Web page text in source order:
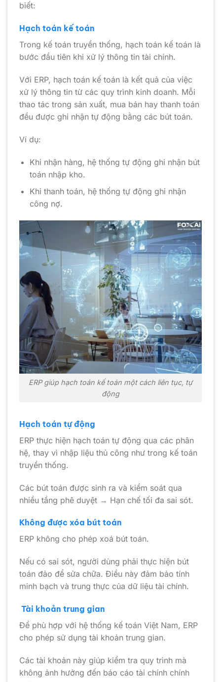
biết:
Hạch toán kế toán
Trong kế toán truyền thống, hạch toán kế toán là
bước đầu tiên khi xử lý thông tin tài chính.
Với ERP, hạch toán kế toán là kết quả của việc
xử lý thông tin từ các quy trình kinh doanh. Mỗi
thao tác trong sản xuất, mua bán hay thanh toán
đều được ghi nhận tự động bằng các bút toán.
Ví dụ:
Khi nhận hàng, hệ thống tự động ghi nhận bút
toán nhập kho.
Khi thanh toán, hệ thống tự động ghi nhận
công nợ.
ERP giúp hạch toán kế toán một cách liên tục, tự
động
Hạch toán tự động
ERP thực hiện hạch toán tự động qua các phân
hệ, thay vì nhập liệu thủ công như trong kế toán
truyền thống.
Các bút toán được sinh ra và kiểm soát qua
nhiều tầng phê duyệt → Hạn chế tối đa sai sót.
Không được xóa bút toán
ERP không cho phép xoá bút toán.
Nếu có sai sót, người dùng phải thực hiện bút
toán đảo để sửa chữa. Điều này đảm bảo tính
minh bạch và trung thực của dữ liệu tài chính.
Tài khoản trung gian
Để phù hợp với hệ thống kế toán Việt Nam, ERP
cho phép sử dụng tài khoản trung gian.
Các tài khoản này giúp kiểm tra quy trình mà
không ảnh hưởng đến báo cáo tài chính chính